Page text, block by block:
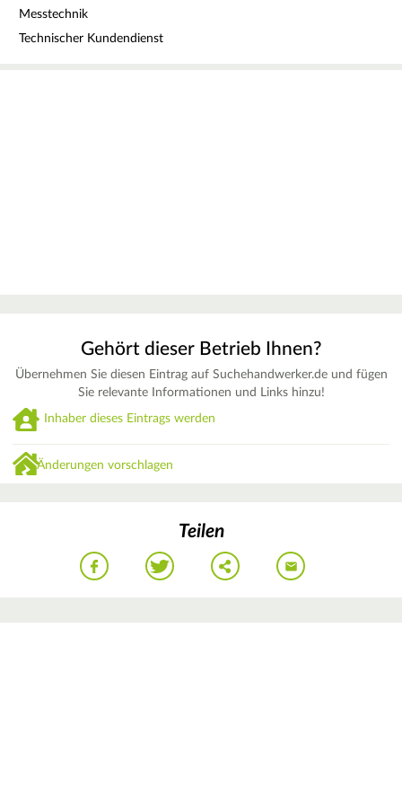
Messtechnik
Technischer Kundendienst
Gehört dieser Betrieb Ihnen?
Übernehmen Sie diesen Eintrag auf Suchehandwerker.de und fügen
Sie relevante Informationen und Links hinzu!
Inhaber dieses Eintrags werden
Änderungen vorschlagen
Teilen